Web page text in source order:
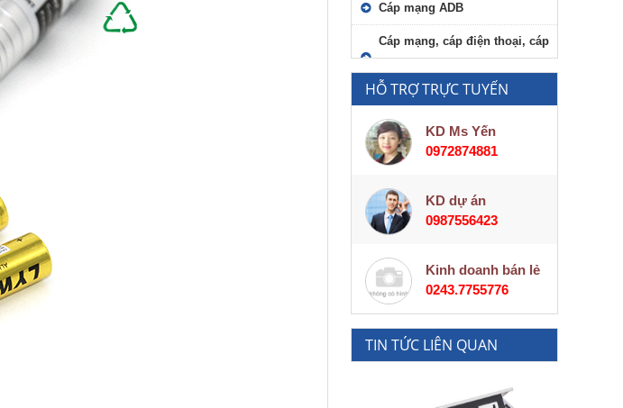
Cáp mạng ADB
Cáp mạng, cáp điện thoại, cáp
viễn thông
HỖ TRỢ TRỰC TUYẾN
KD Ms Yến
0972874881
KD dự án
0987556423
Kinh doanh bán lẻ
0243.7755776
TIN TỨC LIÊN QUAN